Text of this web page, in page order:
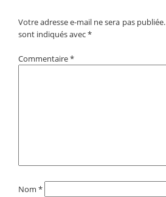
Votre adresse e-mail ne sera pas publiée.
sont indiqués avec*
Commentaire*
Nom *